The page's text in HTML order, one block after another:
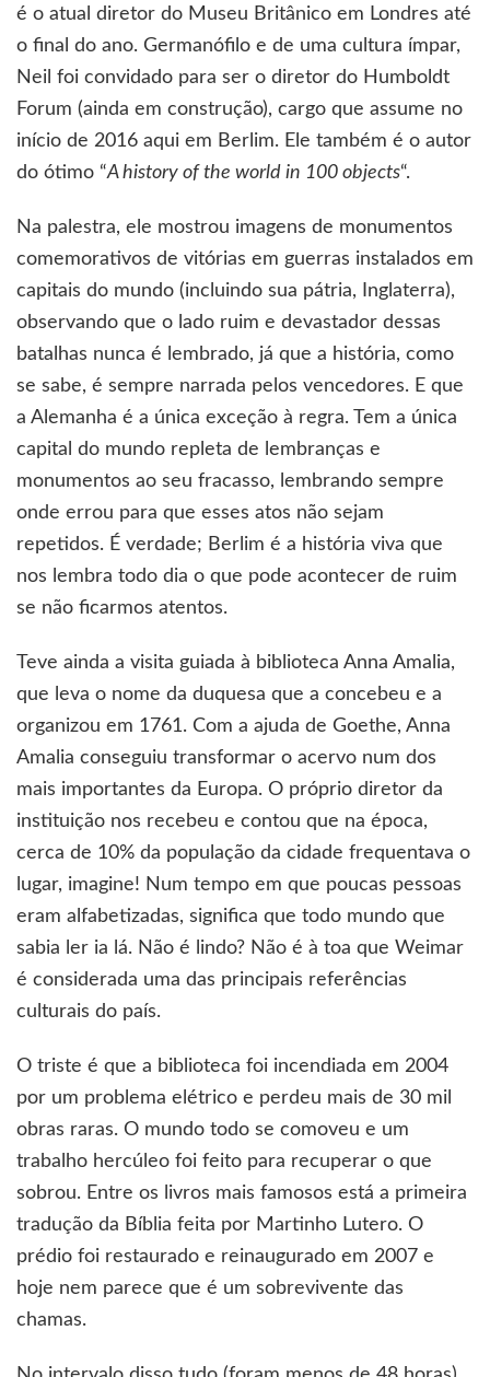
é o atual diretor do Museu Britânico em Londres até
o final do ano. Germanófilo e de uma cultura ímpar,
Neil foi convidado para ser o diretor do Humboldt
Forum (ainda em construção), cargo que assume no
início de 2016 aqui em Berlim. Ele também é o autor
do ótimo “A history of the world in 100 objects“.
Na palestra, ele mostrou imagens de monumentos
comemorativos de vitórias em guerras instalados em
capitais do mundo (incluindo sua pátria, Inglaterra),
observando que o lado ruim e devastador dessas
batalhas nunca é lembrado, já que a história, como
se sabe, é sempre narrada pelos vencedores. E que
a Alemanha é a única exceção à regra. Tem a única
capital do mundo repleta de lembranças e
monumentos ao seu fracasso, lembrando sempre
onde errou para que esses atos não sejam
repetidos. É verdade; Berlim é a história viva que
nos lembra todo dia o que pode acontecer de ruim
se não ficarmos atentos.
Teve ainda a visita guiada à biblioteca Anna Amalia,
que leva o nome da duquesa que a concebeu e a
organizou em 1761. Com a ajuda de Goethe, Anna
Amalia conseguiu transformar o acervo num dos
mais importantes da Europa. O próprio diretor da
instituição nos recebeu e contou que na época,
cerca de 10% da população da cidade frequentava o
lugar, imagine! Num tempo em que poucas pessoas
eram alfabetizadas, significa que todo mundo que
sabia ler ia lá. Não é lindo? Não é à toa que Weimar
é considerada uma das principais referências
culturais do país.
O triste é que a biblioteca foi incendiada em 2004
por um problema elétrico e perdeu mais de 30 mil
obras raras. O mundo todo se comoveu e um
trabalho hercúleo foi feito para recuperar o que
sobrou. Entre os livros mais famosos está a primeira
tradução da Bíblia feita por Martinho Lutero. O
prédio foi restaurado e reinaugurado em 2007 e
hoje nem parece que é um sobrevivente das
chamas.